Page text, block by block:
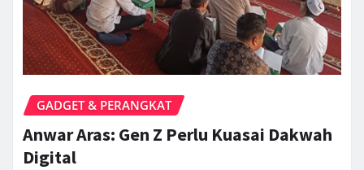
GADGET & PERANGKAT
Anwar Aras: Gen Z Perlu Kuasai Dakwah
Digital